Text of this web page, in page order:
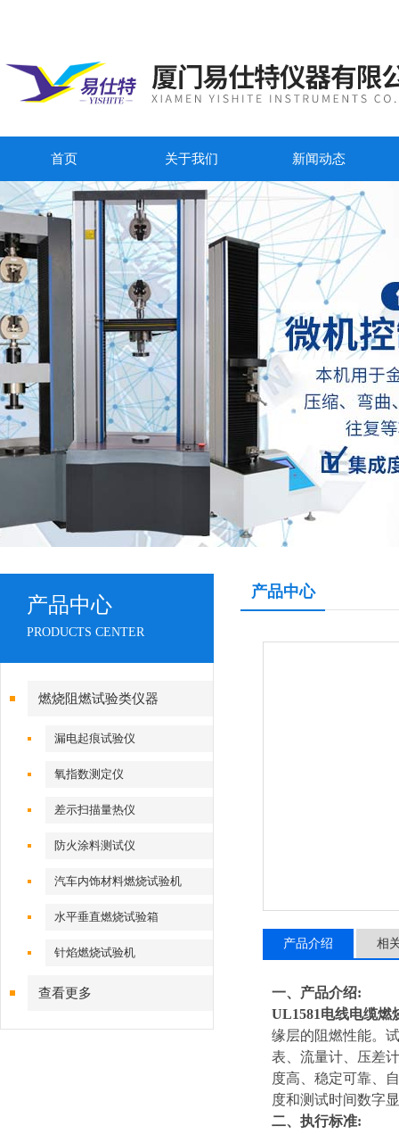
首页 关于我们 新闻动态
产品中心
PRODUCTS CENTER
燃烧阻燃试验类仪器
漏电起痕试验仪
氧指数测定仪
差示扫描量热仪
防火涂料测试仪
汽车内饰材料燃烧试验机
水平垂直燃烧试验箱
针焰燃烧试验机
查看更多
产品中心
产品介绍 相
一、产品介绍:
UL1581电线电缆燃
缘层的阻燃性能。
表、流量计、压差
度高、稳定可靠、
度和测试时间数字
二、执行标准: